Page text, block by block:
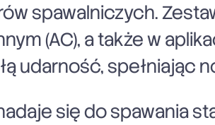
spawalniczych.
(AC), a także w
udarność,
nadaje się do spawania